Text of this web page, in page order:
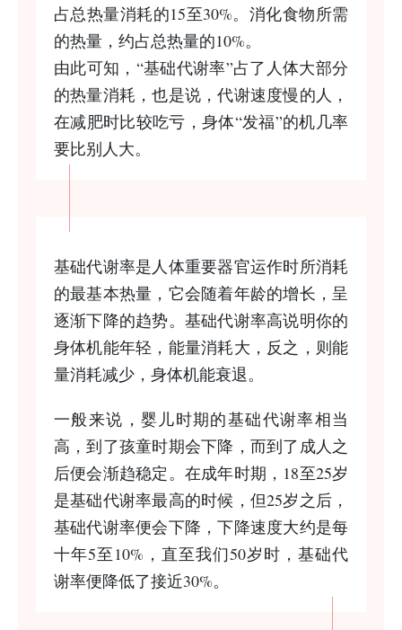
占总热量消耗的15至30%。消化食物所需
的热量，约占总热量的10%。
由此可知，“基础代谢率”占了人体大部分
的热量消耗，也是说，代谢速度慢的人，
在减肥时比较吃亏，身体“发福”的机几率
要比别人大。
基础代谢率是人体重要器官运作时所消耗
的最基本热量，它会随着年龄的增长，呈
逐渐下降的趋势。基础代谢率高说明你的
身体机能年轻，能量消耗大，反之，则能
量消耗减少，身体机能衰退。
一般来说，婴儿时期的基础代谢率相当
高，到了孩童时期会下降，而到了成人之
后便会渐趋稳定。在成年时期，18至25岁
是基础代谢率最高的时候，但25岁之后，
基础代谢率便会下降，下降速度大约是每
十年5至10%，直至我们50岁时，基础代
谢率便降低了接近30%。